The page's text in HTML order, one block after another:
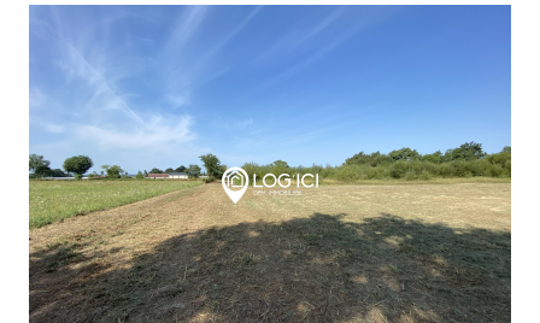
voir le bien